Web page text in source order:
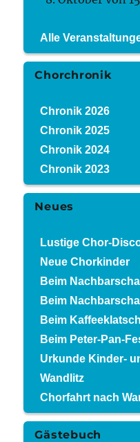
Alle
Chorchronik
Chronik 2026
Chronik 2025
Chronik 2024
Chronik 2023
Neues
Lustige Chor-
Neue Chorkinder
Beim
Beim
Beim
Beim Peter-Pan-
Urkunde Kinder-
Wandlitz
Chorfahrt nach
Gästebuch